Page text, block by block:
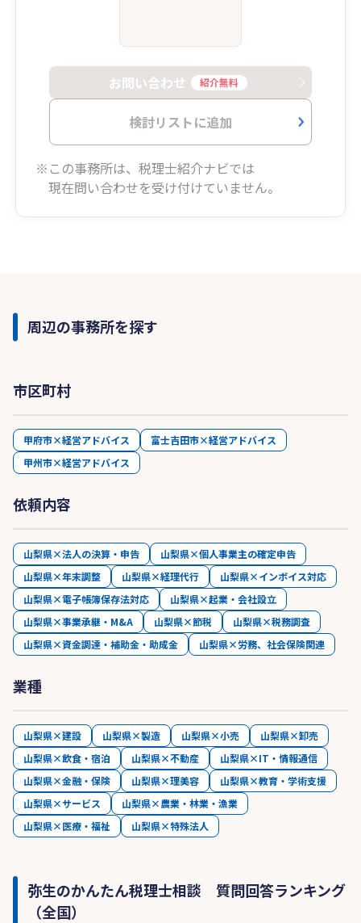
お問い合わせ 紹介無料
検討リストに追加
※この事務所は、税理士紹介ナビでは
現在問い合わせを受け付けていません。
周辺の事務所を探す
市区町村
甲府市×経営アドバイス
富士吉田市×経営アドバイス
甲州市×経営アドバイス
依頼内容
山梨県×法人の決算・申告
山梨県×個人事業主の確定申告
山梨県×年末調整
山梨県×経理代行
山梨県×インボイス対応
山梨県×電子帳簿保存法対応
山梨県×起業・会社設立
山梨県×事業承継・M&A
山梨県×節税
山梨県×税務調査
山梨県×資金調達・補助金・助成金
山梨県×労務、社会保険関連
業種
山梨県×建設 山梨県×製造 山梨県×小売
山梨県×卸売
山梨県×飲食・宿泊
山梨県×不動産
山梨県×IT・情報通信
山梨県×金融・保険
山梨県×理美容
山梨県×教育・学術支援
山梨県×サービス
山梨県×農業・林業・漁業
山梨県×医療・福祉
山梨県×特殊法人
弥生のかんたん税理士相談 質問回答ランキング
（全国）